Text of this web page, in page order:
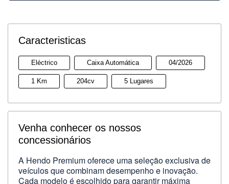
Caracteristicas
Eléctrico Caixa Automática 04/2026
1 Km 204cv 5 Lugares
Venha conhecer os nossos
concessionários
A Hendo Premium oferece uma seleção exclusiva de
veículos que combinam desempenho e inovação.
Cada modelo é escolhido para garantir máxima